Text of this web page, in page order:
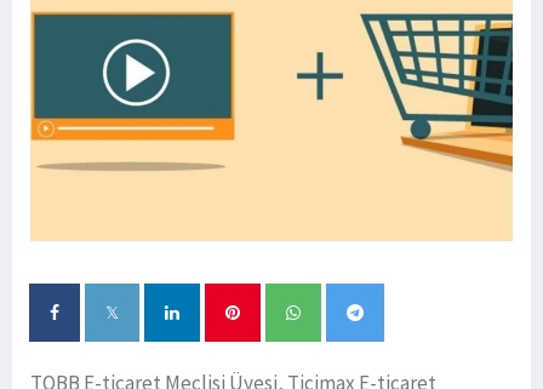
TOBB E-ticaret Meclisi Üyesi, Ticimax E-ticaret